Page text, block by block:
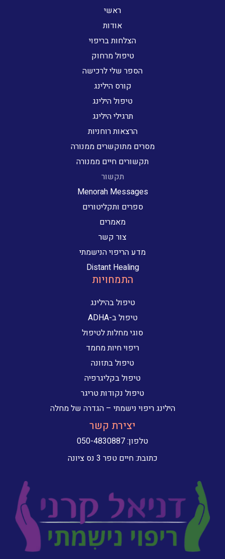
ראשי
אודות
הצלחות בריפוי
טיפול מרחוק
הספר שלי לרכישה
קורס הילינג
טיפול הילינג
תרגילי הילינג
הרצאות רוחניות
מסרים מתוקשרים ממנורה
תקשורים חיים ממנורה
תקשור
Menorah Messages
ספרים ותקליטורים
מאמרים
צור קשר
מדע הריפוי הנישמתי
Distant Healing
התמחויות
טיפול בהילינג
טיפול ב-ADHA
סוגי מחלות לטיפול
ריפוי חיות מחמד
טיפול בתזונה
טיפול בקליגרפיה
טיפול נקודות טריגר
הילינג ריפוי נישמתי – הגדרה של מחלה
יצירת קשר
טלפון:050-4830887
כתובת: חיים טפר 3 נס ציונה